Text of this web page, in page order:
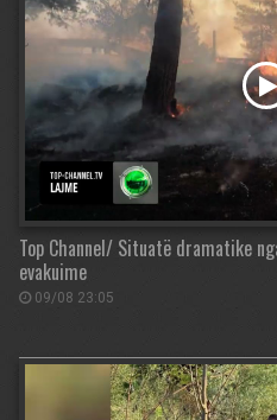
Top Channel/ Situatë dramatike
evakuime
09/08 23:05